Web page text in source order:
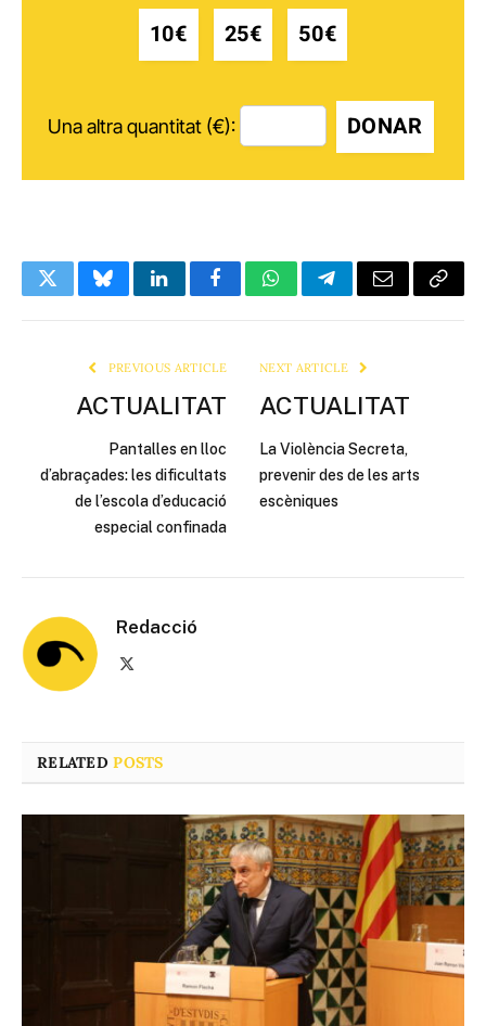
10€ 25€ 50€
Una altra quantitat (€): DONAR
TwitterBlueskyLinkedInFacebookWhatsAppTelegramEmail Copy
PREVIOUS ARTICLE
ACTUALITAT
Pantalles en lloc
d’abraçades: les dificultats
de l’escola d’educació
especial confinada
NEXT ARTICLE
ACTUALITAT
La Violència Secreta,
prevenir des de les arts
escèniques
Redacció
RELATEDPOSTS